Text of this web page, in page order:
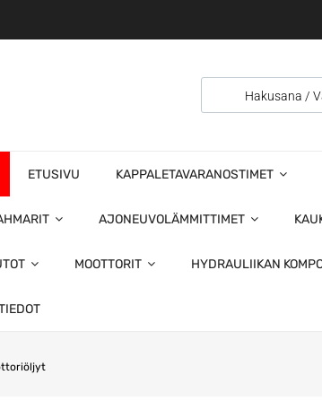
ETUSIVU KAPPALETAVARANOSTIMET
AJONEUVOLÄMMITTIMET
MOOTTORIT HYDRAULIIKAN